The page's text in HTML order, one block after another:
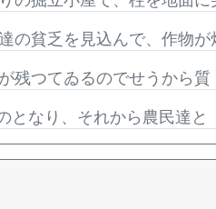
の貧乏を見込んで、作物が
残つてゐるのでせうから質
なり、それから農民達と